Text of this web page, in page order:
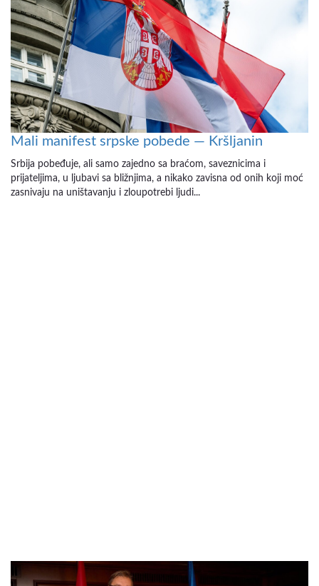
Mali manifest srpske pobede — Kršljanin
Srbija pobeđuje, ali samo zajedno sa braćom, saveznicima i
prijateljima, u ljubavi sa bližnjima, a nikako zavisna od onih koji moć
zasnivaju na uništavanju i zloupotrebi ljudi...